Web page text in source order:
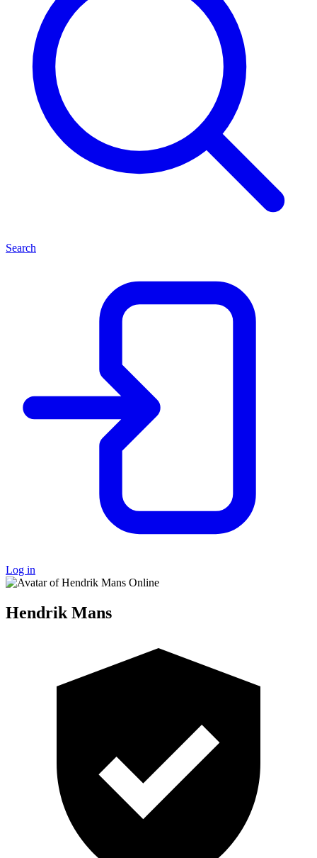
Search
Log in
Online
Hendrik Mans